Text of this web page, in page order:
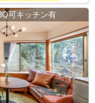
可キッチン有